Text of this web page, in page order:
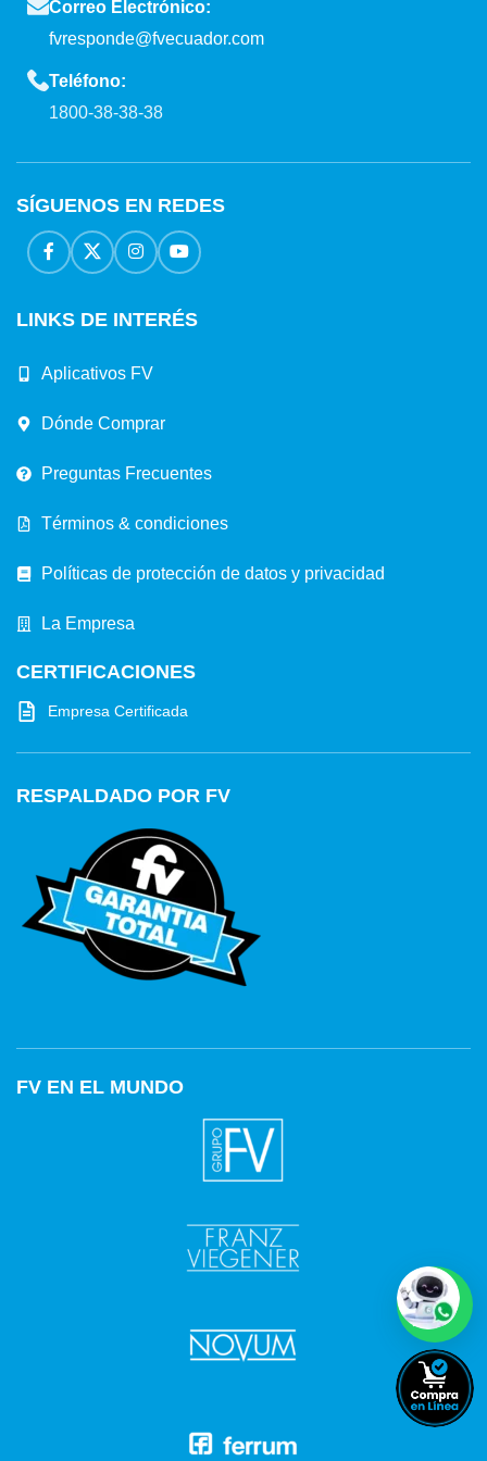
Correo Electrónico:
fvresponde@fvecuador.com
Teléfono:
1800-38-38-38
SÍGUENOS EN REDES
LINKS DE INTERÉS
Aplicativos FV
Dónde Comprar
Preguntas Frecuentes
Términos & condiciones
Políticas de protección de datos y privacidad
La Empresa
CERTIFICACIONES
Empresa Certificada
RESPALDADO POR FV
FV EN EL MUNDO